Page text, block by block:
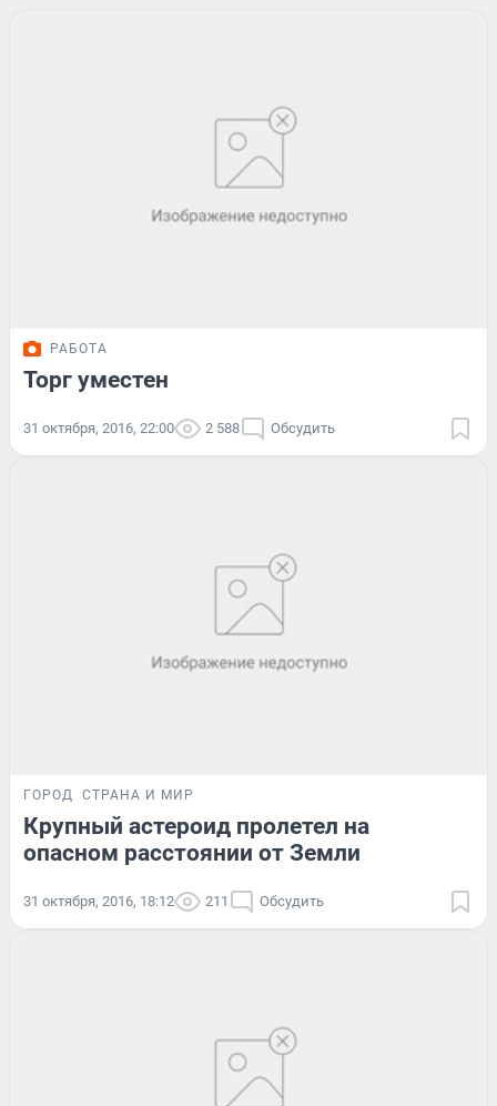
РАБОТА
Торг уместен
31 октября, 2016, 22:00 2 588 Обсудить
ГОРОД СТРАНА И МИР
Крупный астероид пролетел на
опасном расстоянии от Земли
31 октября, 2016, 18:12 211 Обсудить